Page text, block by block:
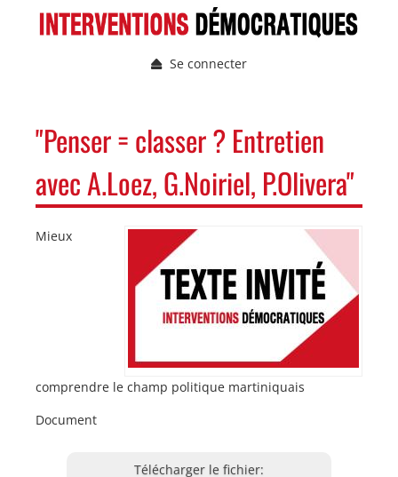
Menu
de
l'utilisateur
Se connecter
PRINCIPALE
"Penser = classer ? Entretien
avec A.Loez, G.Noiriel, P.Olivera"
Mieux
comprendre le champ politique martiniquais
Document